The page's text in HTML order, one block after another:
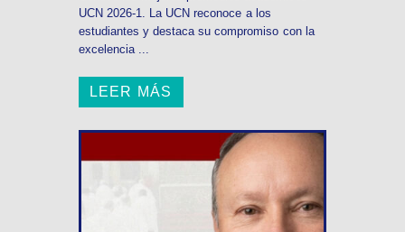
UCN 2026-1. La UCN reconoce a los
estudiantes y destaca su compromiso con la
excelencia ...
LEER MÁS